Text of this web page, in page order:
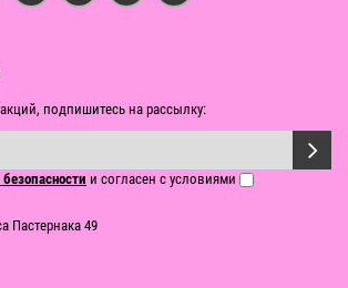
подпишитесь на рассылку:
и согласен с условиями
Пастернака 49